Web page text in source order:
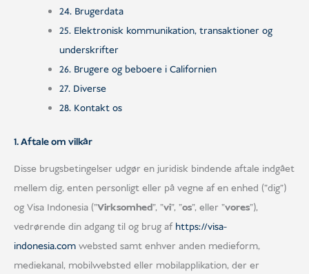
24. Brugerdata
25. Elektronisk kommunikation, transaktioner og
underskrifter
26. Brugere og beboere i Californien
27. Diverse
28. Kontakt os
1. Aftale om vilkår
Disse brugsbetingelser udgør en juridisk bindende aftale indgået
mellem dig, enten personligt eller på vegne af en enhed ("dig")
og Visa Indonesia ("Virksomhed", "vi", "os", eller "vores"),
vedrørende din adgang til og brug af https://visa-
indonesia.com websted samt enhver anden medieform,
mediekanal, mobilwebsted eller mobilapplikation, der er